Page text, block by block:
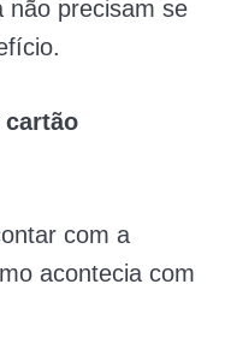
não precisam se
com a
acontecia com